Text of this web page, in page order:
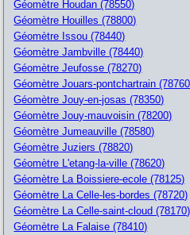
Géomètre Houdan (78550)
Géomètre Houilles (78800)
Géomètre Issou (78440)
Géomètre Jambville (78440)
Géomètre Jeufosse (78270)
Géomètre Jouars-pontchartrain
Géomètre Jouy-en-josas (78350)
Géomètre Jouy-mauvoisin (78200)
Géomètre Jumeauville (78580)
Géomètre Juziers (78820)
Géomètre L'etang-la-ville (78620)
Géomètre La Boissiere-ecole (78125)
Géomètre La Celle-les-bordes (78720)
Géomètre La Celle-saint-cloud (78170)
Géomètre La Falaise (78410)